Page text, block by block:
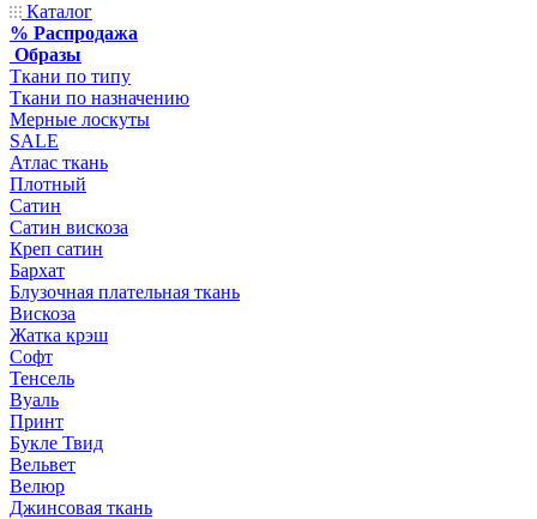
Каталог
% Распродажа
Образы
Ткани по типу
Ткани по назначению
Мерные лоскуты
SALE
Атлас ткань
Плотный
Сатин
Сатин вискоза
Креп сатин
Бархат
Блузочная плательная ткань
Вискоза
Жатка крэш
Софт
Тенсель
Вуаль
Принт
Букле Твид
Вельвет
Велюр
Джинсовая ткань